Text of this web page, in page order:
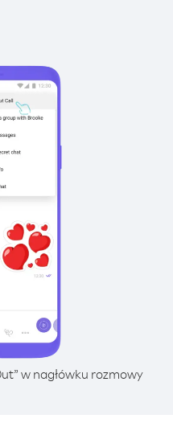
w nagłówku rozmowy